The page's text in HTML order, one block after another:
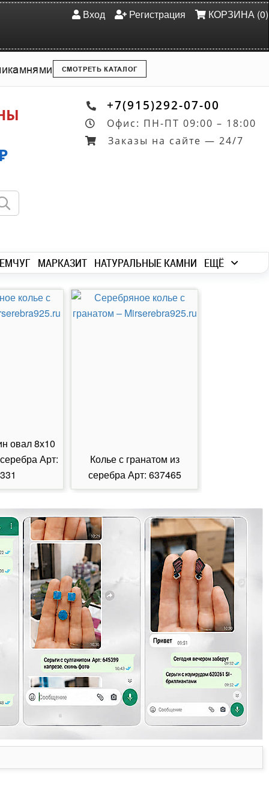
Вход Регистрация КОРЗИНА (0)
камнями СМОТРЕТЬ КАТАЛОГ
+7(915)292-07-00
Офис: ПН-ПТ 09:00 – 18:00
Заказы на сайте — 24/7
МАРКАЗИТ НАТУРАЛЬНЫЕ КАМНИ ЕЩЁ
овал 8х10
Арт:
Колье с гранатом из
серебра Арт: 637465